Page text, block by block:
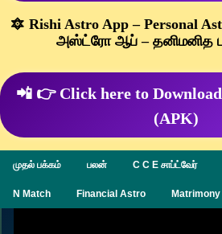
🔯 Rishi Astro App – Personal
அஸ்ட்ரோ ஆப் – தனிமனித
📲 👉 Click here to
(APK)
முதல் பக்கம் பலன் C C E சாப்ட்வேர்
N Match Financial Astro Matrimony